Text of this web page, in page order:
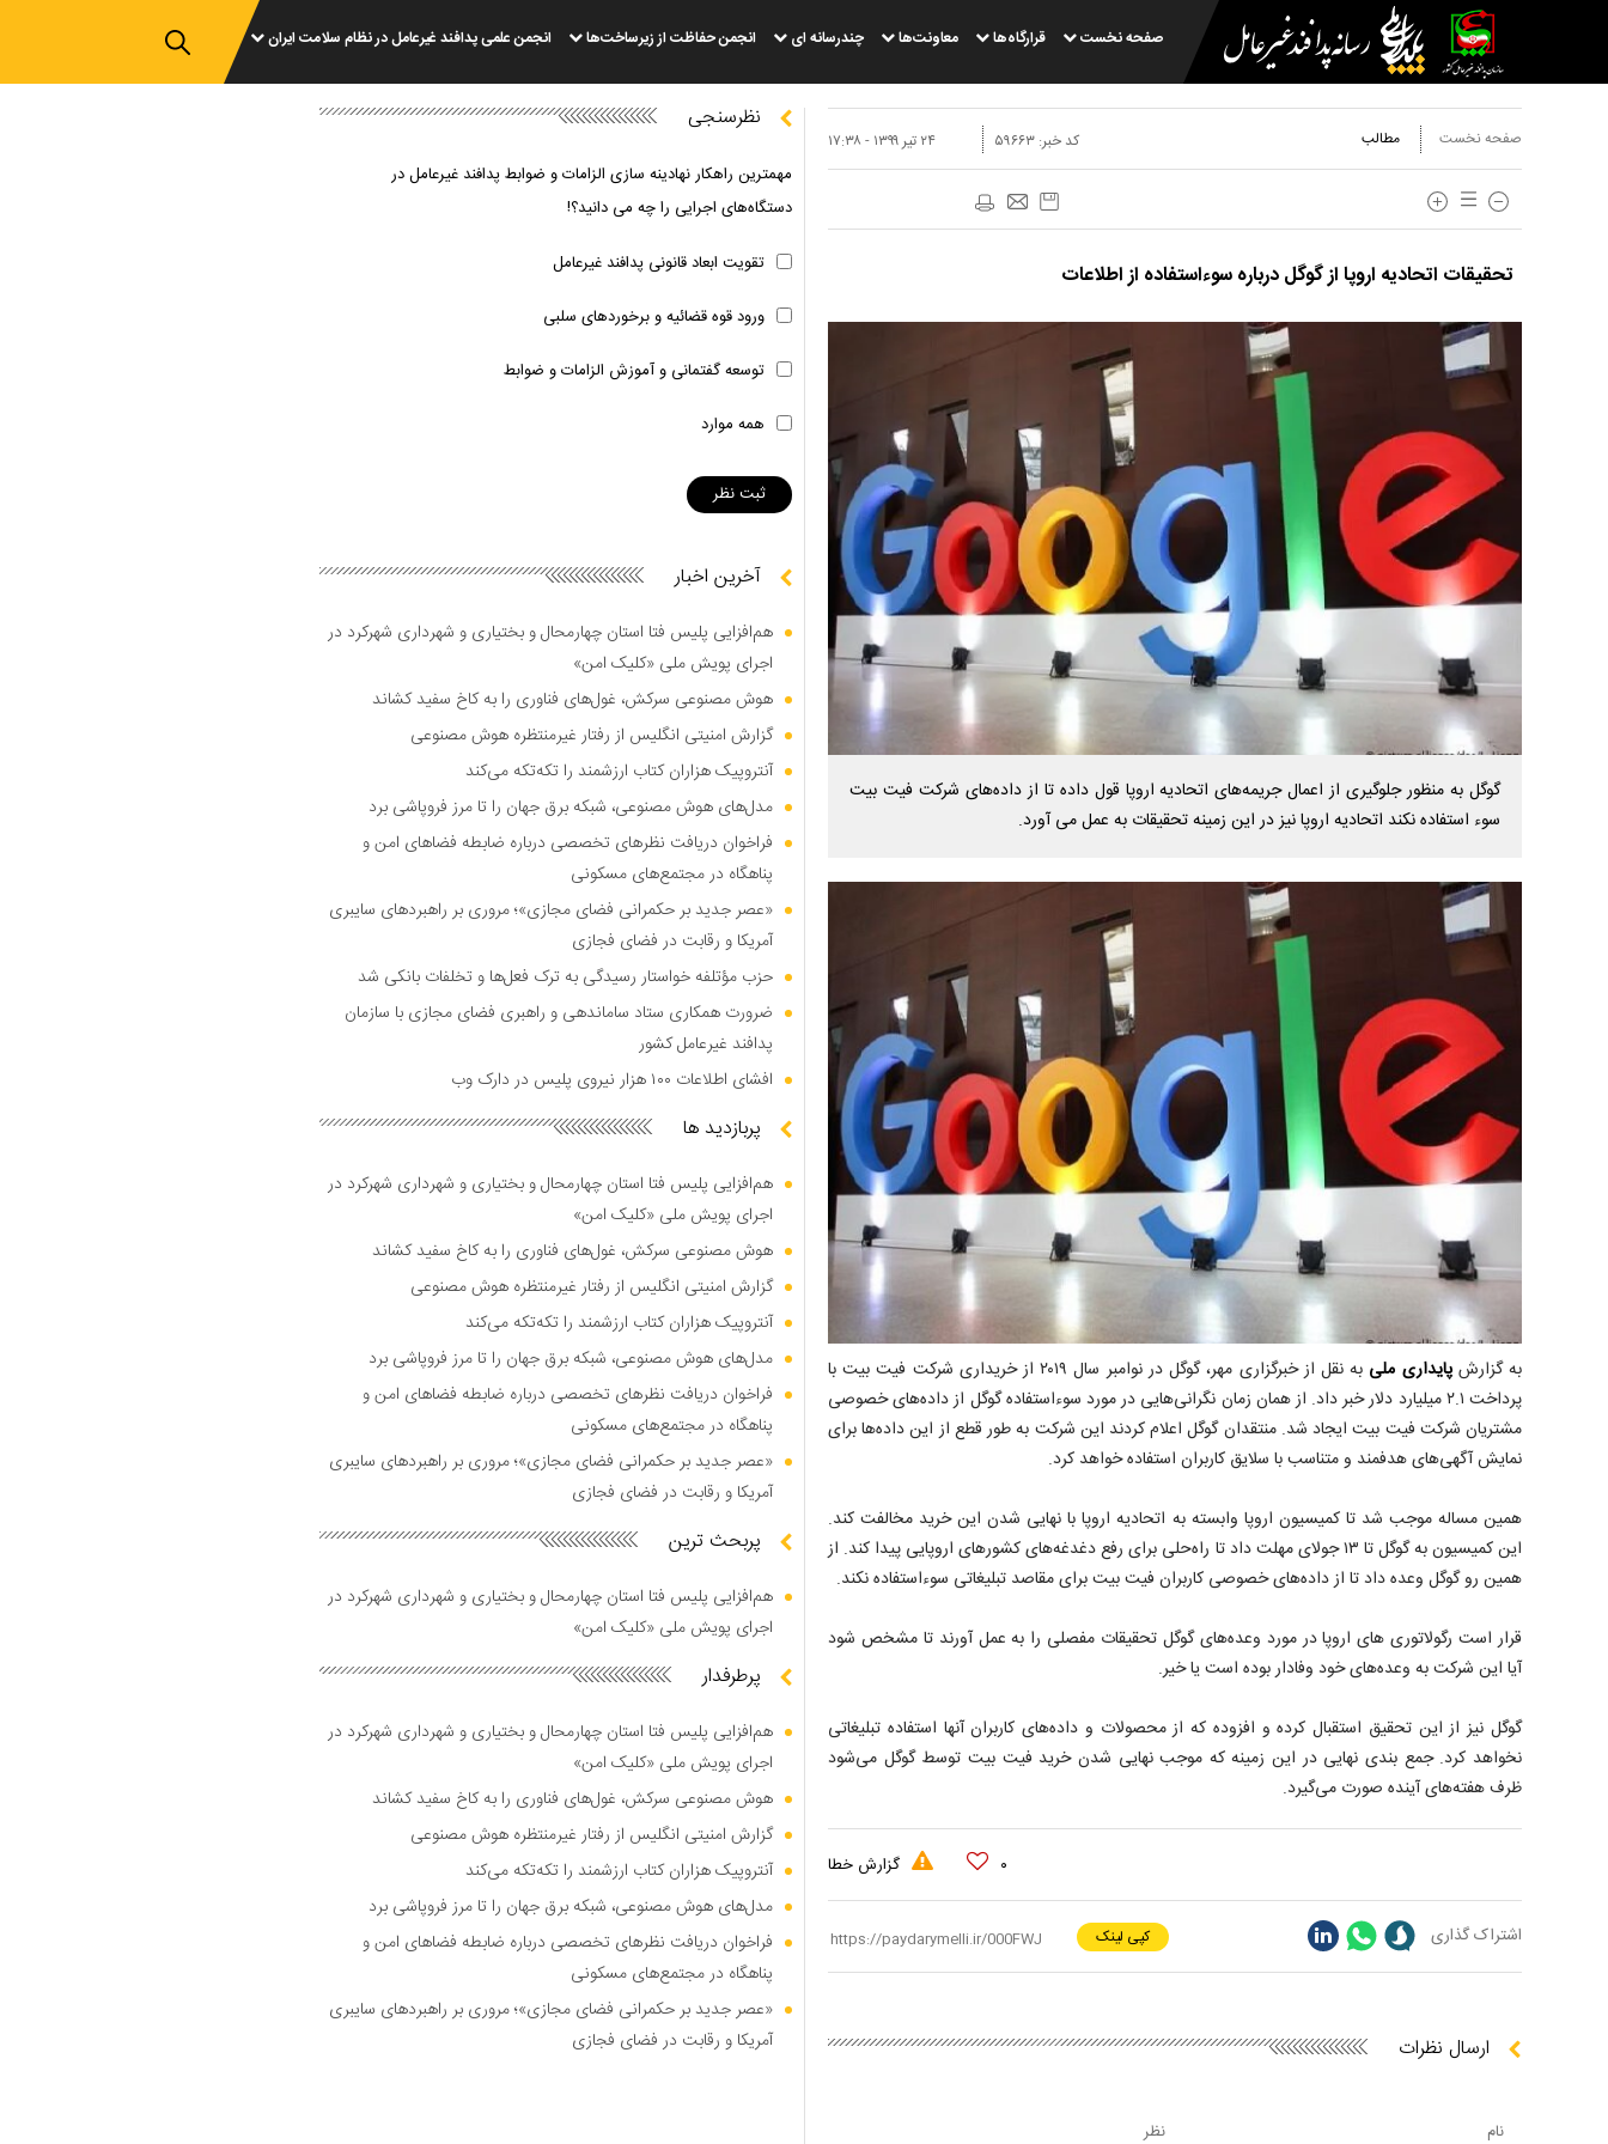
صفحه نخست قرارگاه‌ها معاونت‌ها چندرسانه ای انجمن حفاظت از زیرساخت‌ها انجمن علمی پدافند غیرعامل در نظام سلامت ایران
صفحه نخست مطالب ۲۴ تير ۱۳۹۹ - ۱۷:۳۸ کد خبر: ۵۹۶۶۳
تحقیقات اتحادیه اروپا از گوگل درباره سوءاستفاده از اطلاعات
گوگل به منظور جلوگیری از اعمال جریمه‌های اتحادیه اروپا قول داده تا از داده‌های شرکت فیت بیت
سوء استفاده نکند اتحادیه اروپا نیز در این زمینه تحقیقات به عمل می آورد.
به گزارشپایداری ملی
به نقل از خبرگزاری مهر، گوگل در نوامبر سال ۲۰۱۹ از خریداری شرکت فیت بیت با
پرداخت ۲.۱ میلیارد دلار خبر داد. از همان زمان نگرانی‌هایی در مورد سوءاستفاده گوگل از داده‌های خصوصی
مشتریان شرکت فیت بیت ایجاد شد. منتقدان گوگل اعلام کردند این شرکت به طور قطع از این داده‌ها برای
نمایش آگهی‌های هدفمند و متناسب با سلایق کاربران استفاده خواهد کرد.
همین مساله موجب شد تا کمیسیون اروپا وابسته به اتحادیه اروپا با نهایی شدن این خرید مخالفت کند.
این کمیسیون به گوگل تا ۱۳ جولای مهلت داد تا راه‌حلی برای رفع دغدغه‌های کشورهای اروپایی پیدا کند. از
همین رو گوگل وعده داد تا از داده‌های خصوصی کاربران فیت بیت برای مقاصد تبلیغاتی سوءاستفاده نکند.
قرار است رگولاتوری های اروپا در مورد وعده‌های گوگل تحقیقات مفصلی را به عمل آورند تا مشخص شود
آیا این شرکت به وعده‌های خود وفادار بوده است یا خیر.
گوگل نیز از این تحقیق استقبال کرده و افزوده که از محصولات و داده‌های کاربران آنها استفاده تبلیغاتی
نخواهد کرد. جمع بندی نهایی در این زمینه که موجب نهایی شدن خرید فیت بیت توسط گوگل می‌شود
ظرف هفته‌های آینده صورت می‌گیرد.
۰ گزارش خطا
اشتراک گذاری کپی لینک
ارسال نظرات
نام نظر
نظرسنجی
مهمترین راهکار نهادینه سازی الزامات و ضوابط پدافند غیرعامل در
دستگاه‌های اجرایی را چه می دانید؟!
تقویت ابعاد قانونی پدافند غیرعامل
ورود قوه قضائیه و برخوردهای سلبی
توسعه گفتمانی و آموزش الزامات و ضوابط
همه موارد
آخرین اخبار
هم‌افزایی پلیس فتا استان چهارمحال و بختیاری و شهرداری شهرکرد در
اجرای پویش ملی «کلیک امن»
هوش مصنوعی سرکش، غول‌های فناوری را به کاخ سفید کشاند
گزارش امنیتی انگلیس از رفتار غیرمنتظره هوش مصنوعی
آنتروپیک هزاران کتاب ارزشمند را تکه‌تکه می‌کند
مدل‌های هوش مصنوعی، شبکه برق جهان را تا مرز فروپاشی برد
فراخوان دریافت نظر‌های تخصصی درباره ضابطه فضا‌های امن و
پناهگاه در مجتمع‌های مسکونی
«عصر جدید بر حکمرانی فضای مجازی»؛ مروری بر راهبرد‌های سایبری
آمریکا و رقابت در فضای فجازی
حزب مؤتلفه خواستار رسیدگی به ترک فعل‌ها و تخلفات بانکی شد
ضرورت همکاری ستاد ساماندهی و راهبری فضای مجازی با سازمان
پدافند غیرعامل کشور
افشای اطلاعات ۱۰۰ هزار نیروی پلیس در دارک وب
پربازدید ها
هم‌افزایی پلیس فتا استان چهارمحال و بختیاری و شهرداری شهرکرد در
اجرای پویش ملی «کلیک امن»
هوش مصنوعی سرکش، غول‌های فناوری را به کاخ سفید کشاند
گزارش امنیتی انگلیس از رفتار غیرمنتظره هوش مصنوعی
آنتروپیک هزاران کتاب ارزشمند را تکه‌تکه می‌کند
مدل‌های هوش مصنوعی، شبکه برق جهان را تا مرز فروپاشی برد
فراخوان دریافت نظر‌های تخصصی درباره ضابطه فضا‌های امن و
پناهگاه در مجتمع‌های مسکونی
«عصر جدید بر حکمرانی فضای مجازی»؛ مروری بر راهبرد‌های سایبری
آمریکا و رقابت در فضای فجازی
پربحث ترین
هم‌افزایی پلیس فتا استان چهارمحال و بختیاری و شهرداری شهرکرد در
اجرای پویش ملی «کلیک امن»
پرطرفدار
هم‌افزایی پلیس فتا استان چهارمحال و بختیاری و شهرداری شهرکرد در
اجرای پویش ملی «کلیک امن»
هوش مصنوعی سرکش، غول‌های فناوری را به کاخ سفید کشاند
گزارش امنیتی انگلیس از رفتار غیرمنتظره هوش مصنوعی
آنتروپیک هزاران کتاب ارزشمند را تکه‌تکه می‌کند
مدل‌های هوش مصنوعی، شبکه برق جهان را تا مرز فروپاشی برد
فراخوان دریافت نظر‌های تخصصی درباره ضابطه فضا‌های امن و
پناهگاه در مجتمع‌های مسکونی
«عصر جدید بر حکمرانی فضای مجازی»؛ مروری بر راهبرد‌های سایبری
آمریکا و رقابت در فضای فجازی